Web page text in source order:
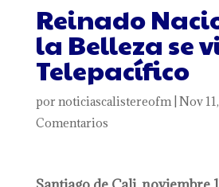
Reinado
la Belleza se
Telepacífico
por noticiascalistereofm| Nov
Comentarios